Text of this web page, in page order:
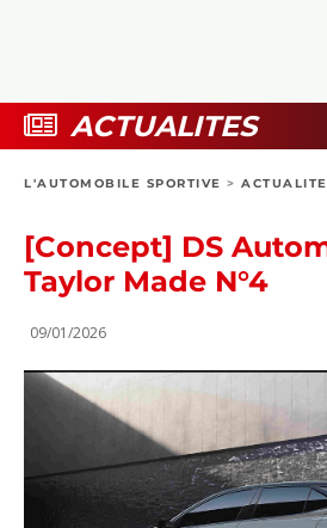
BOUTIQUE
ACTUALITES
L'AUTOMOBILE SPORTIVE >
[Concept] DS
Taylor Made N°4
09/01/2026